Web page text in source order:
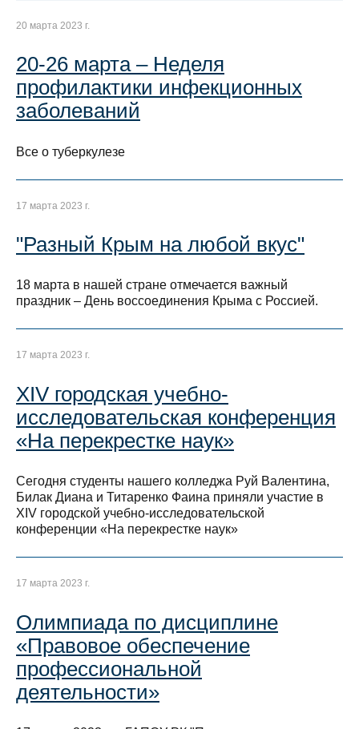
20 марта 2023 г.
20-26 марта – Неделя
профилактики инфекционных
заболеваний
Все о туберкулезе
17 марта 2023 г.
"Разный Крым на любой вкус"
18 марта в нашей стране отмечается важный
праздник – День воссоединения Крыма с Россией.
17 марта 2023 г.
XIV городская учебно-
исследовательская конференция
«На перекрестке наук»
Сегодня студенты нашего колледжа Руй Валентина,
Билак Диана и Титаренко Фаина приняли участие в
XIV городской учебно-исследовательской
конференции «На перекрестке наук»
17 марта 2023 г.
Олимпиада по дисциплине
«Правовое обеспечение
профессиональной
деятельности»